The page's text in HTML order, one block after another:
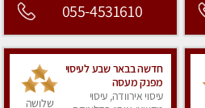
055-4531610
חדשה בבאר שבע לעיסוי
מפנק מעסה
איכותית.Highly
עיסוי אירוודה, עיסוי
שלושה